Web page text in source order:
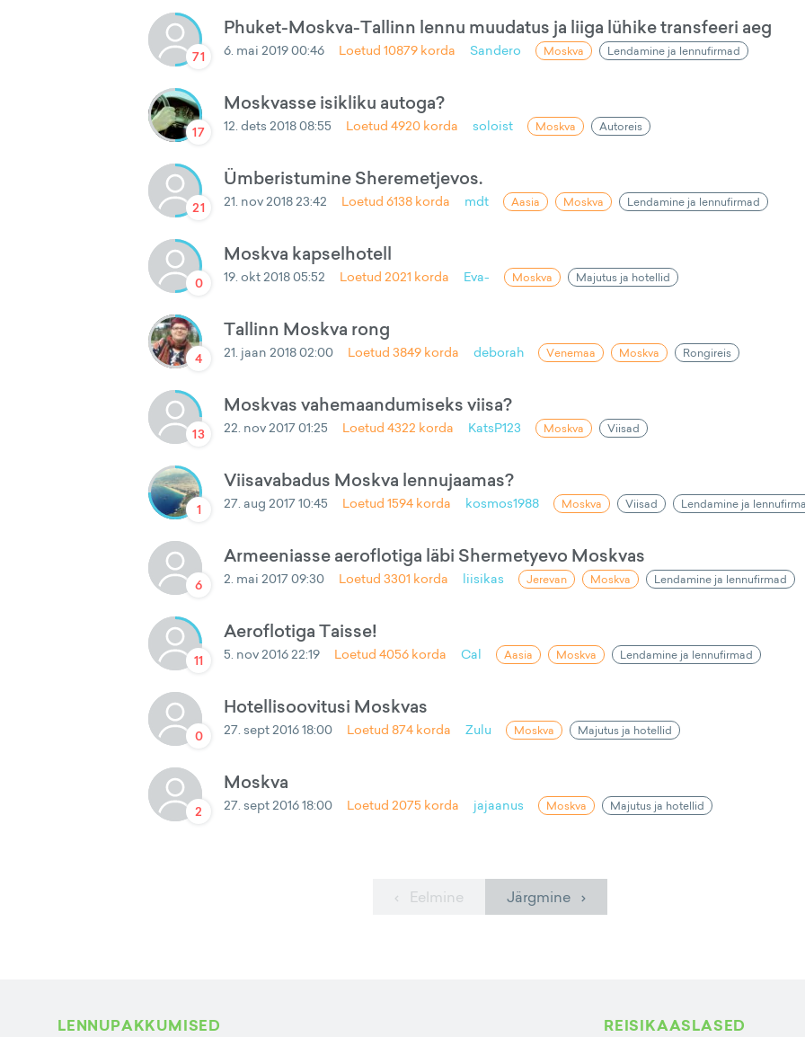
71
Phuket-Moskva-Tallinn lennu muudatus ja liiga lühike transfeeri aeg
6. mai 2019 00:46 Loetud10879 korda Sandero Moskva Lendamine ja lennufirmad
17
Moskvasse isikliku autoga?
12. dets 2018 08:55 Loetud4920 korda soloist Moskva Autoreis
21
Ümberistumine Sheremetjevos.
21. nov 2018 23:42 Loetud6138 korda mdt Aasia Moskva Lendamine ja lennufirmad
0
Moskva kapselhotell
19. okt 2018 05:52 Loetud2021 korda Eva- Moskva Majutus ja hotellid
4
Tallinn Moskva rong
21. jaan 2018 02:00 Loetud3849 korda deborah Venemaa Moskva Rongireis
13
Moskvas vahemaandumiseks viisa?
22. nov 2017 01:25 Loetud4322 korda KatsP123 Moskva Viisad
1
Viisavabadus Moskva lennujaamas?
27. aug 2017 10:45 Loetud1594 korda kosmos1988 Moskva Viisad Lendamine ja
6
Armeeniasse aeroflotiga läbi Shermetyevo Moskvas
2. mai 2017 09:30 Loetud3301 korda liisikas Jerevan Moskva Lendamine ja lennufirmad
11
Aeroflotiga Taisse!
5. nov 2016 22:19 Loetud4056 korda Cal Aasia Moskva Lendamine ja lennufirmad
0
Hotellisoovitusi Moskvas
27. sept 2016 18:00 Loetud874 korda Zulu Moskva Majutus ja hotellid
2
Moskva
27. sept 2016 18:00 Loetud2075 korda jajaanus Moskva Majutus ja hotellid
‹ Eelmine Järgmine ›
LENNUPAKKUMISED REISIKAASLASED